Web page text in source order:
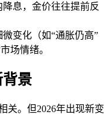
息，金价往往提前反
微变化（如“通胀仍高”
场情绪。
背景
关。但2026年出现新变